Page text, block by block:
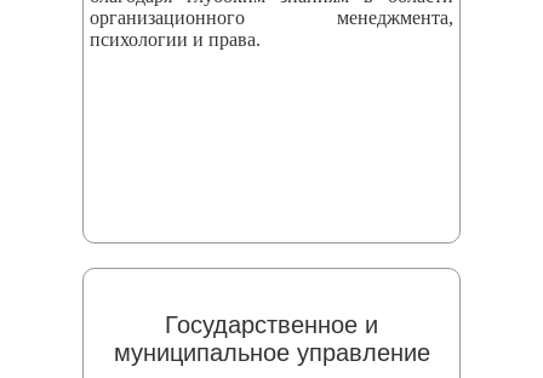
организационного менеджмента,
психологии и права.
Государственное и
муниципальное управление